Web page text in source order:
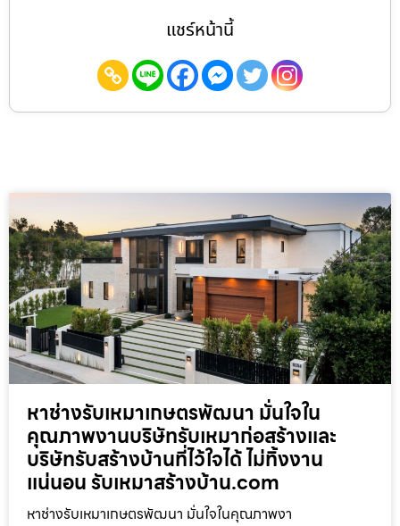
แชร์หน้านี้
หาช่างรับเหมาเกษตรพัฒนา มั่นใจใน
คุณภาพงานบริษัทรับเหมาก่อสร้างและ
บริษัทรับสร้างบ้านที่ไว้ใจได้ ไม่ทิ้งงาน
แน่นอน รับเหมาสร้างบ้าน.com
หาช่างรับเหมาเกษตรพัฒนา มั่นใจในคุณภาพงา